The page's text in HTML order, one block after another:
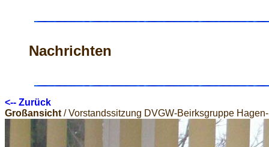
Nachrichten
<-- Zurück
Großansicht / Vorstandssitzung DVGW-Beirksgruppe